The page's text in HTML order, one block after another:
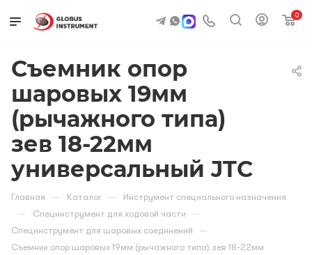
0
Съемник опор
шаровых 19мм
(рычажного типа)
зев 18-22мм
универсальный JTC
Главная — Каталог — Инструмент специального назначения
— Специнструмент для ходовой части —
Специнструмент для шаровых соединений —
Съемник опор шаровых 19мм (рычажного типа) зев 18-22мм